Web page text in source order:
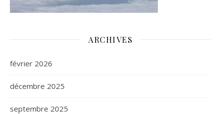
ARCHIVES
février 2026
décembre 2025
septembre 2025